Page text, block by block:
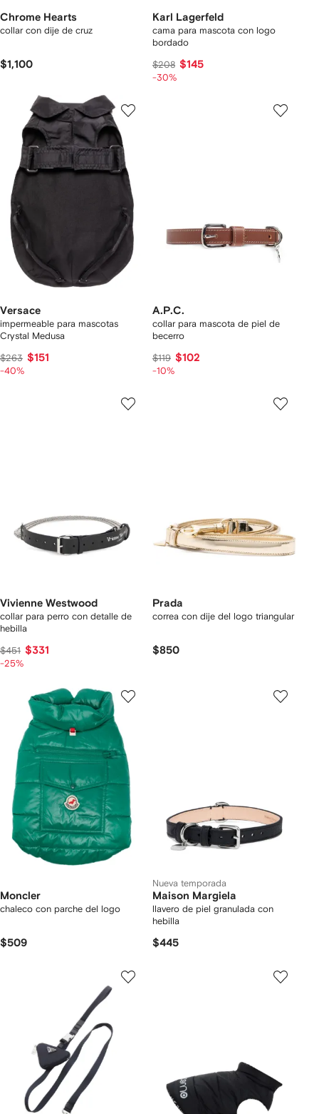
Chrome Hearts
collar con dije de cruz
$1,100
Karl Lagerfeld
cama para mascota con logo
bordado
$208 $145
-30%
Versace
impermeable para mascotas
Crystal Medusa
$263 $151
-40%
A.P.C.
collar para mascota de piel de
becerro
$119 $102
-10%
Vivienne Westwood
collar para perro con detalle de
hebilla
$451 $331
-25%
Prada
correa con dije del logo triangular
$850
Moncler
chaleco con parche del logo
$509
Nueva temporada
Maison Margiela
llavero de piel granulada con
hebilla
$445